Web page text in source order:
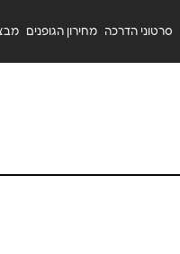
סרטוני הדרכה מחירון הגופנים